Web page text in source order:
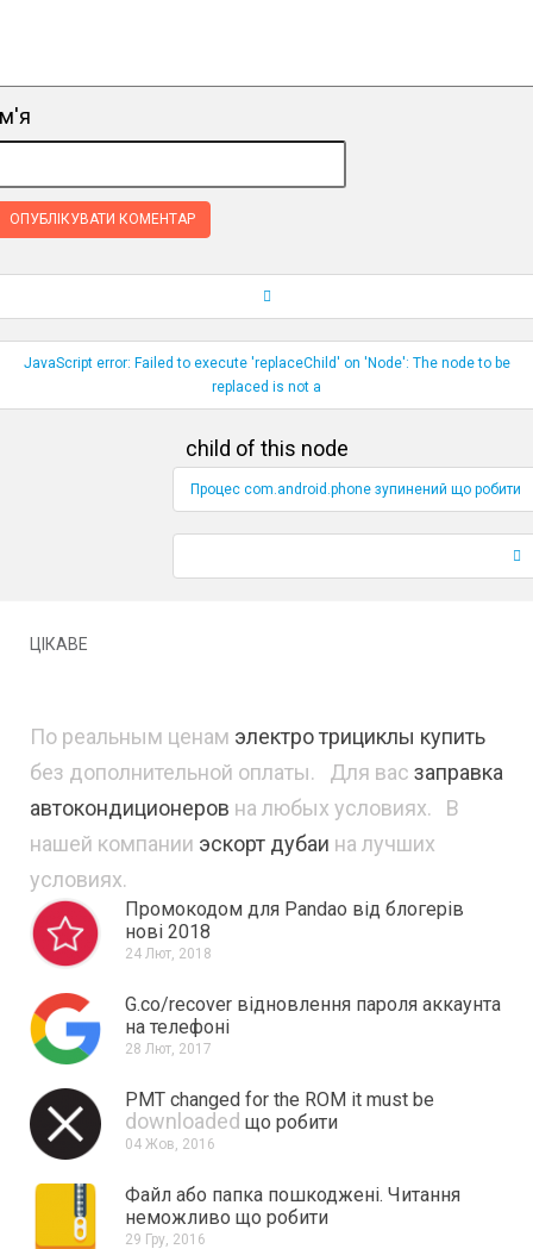
по публікаціям
JavaScript error: Failed to execute 'replaceChild' on 'Node': The node to be
replaced is not a
child of this node
Процес com.android.phone зупинений що робити
ЦІКАВЕ
По реальным ценам электро трициклы купить
без дополнительной оплаты. Для вас заправка
автокондиционеров на любых условиях. В
нашей компании эскорт дубаи на лучших
условиях.
Промокодом для Pandao від блогерів
нові 2018
24 Лют, 2018
G.co/recover відновлення пароля аккаунта
на телефоні
28 Лют, 2017
PMT changed for the ROM it must be
downloaded що робити
04 Жов, 2016
Файл або папка пошкоджені. Читання
неможливо що робити
29 Гру, 2016